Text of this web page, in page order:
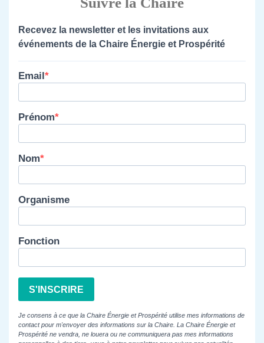
Recevez la newsletter et les invitations aux
événements de la Chaire Énergie et Prospérité
Email
Prénom
Nom
Organisme
Fonction
S'INSCRIRE
Je consens à ce que la Chaire Énergie et Prospérité utilise mes informations de
contact pour m'envoyer des informations sur la Chaire. La Chaire Énergie et
Prospérité ne vendra, ne louera ou ne communiquera pas mes informations